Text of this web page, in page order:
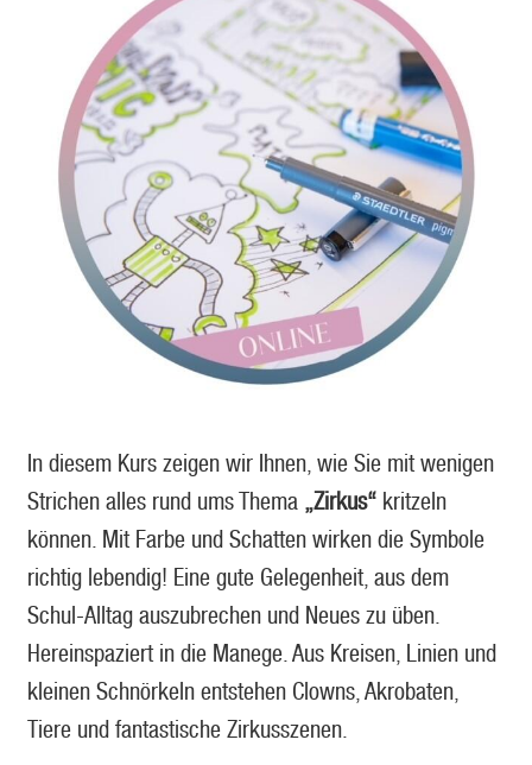
In diesem Kurs zeigen wir Ihnen, wie Sie mit wenigen
Strichen alles rund ums Thema „Zirkus“kritzeln
können. Mit Farbe und Schatten wirken die Symbole
richtig lebendig! Eine gute Gelegenheit, aus dem
Schul-Alltag auszubrechen und Neues zu üben.
Hereinspaziert in die Manege. Aus Kreisen, Linien und
kleinen Schnörkeln entstehen Clowns, Akrobaten,
Tiere und fantastische Zirkusszenen.